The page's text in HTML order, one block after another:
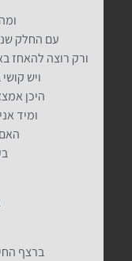
עם החלק
ורק רוצה להאחז
ויש
היכן
ומיד
ברצף